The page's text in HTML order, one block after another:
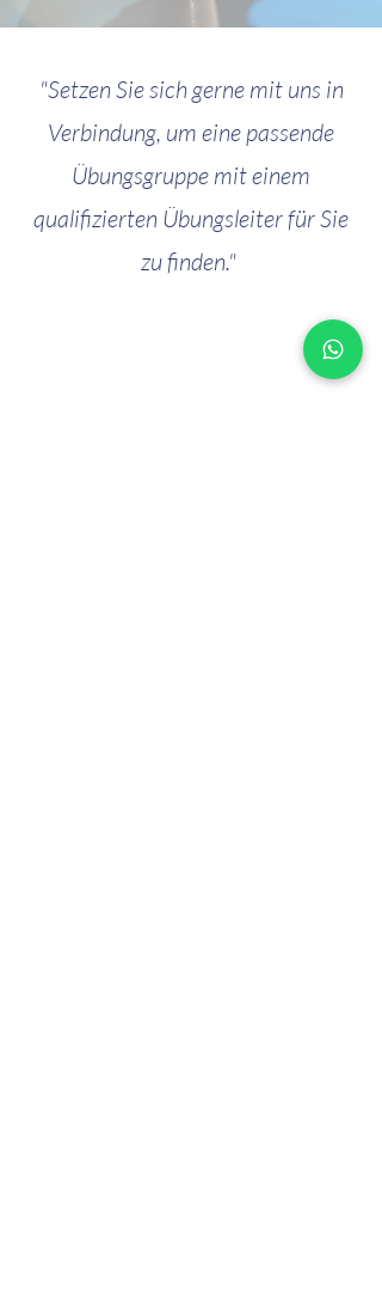
"Setzen Sie sich gerne mit uns in
Verbindung, um eine passende
Übungsgruppe mit einem
qualifizierten Übungsleiter für Sie
zu finden."